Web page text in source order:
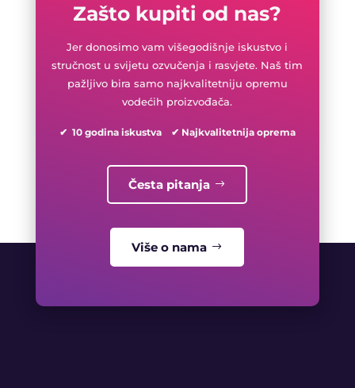
Zašto kupiti od nas?
Jer donosimo vam višegodišnje iskustvo i
stručnost u svijetu ozvučenja i rasvjete. Naš tim
pažljivo bira samo najkvalitetniju opremu
vodećih proizvođača.
✔ 10 godina iskustva ✔ Najkvalitetnija oprema
Česta pitanja
Više o nama